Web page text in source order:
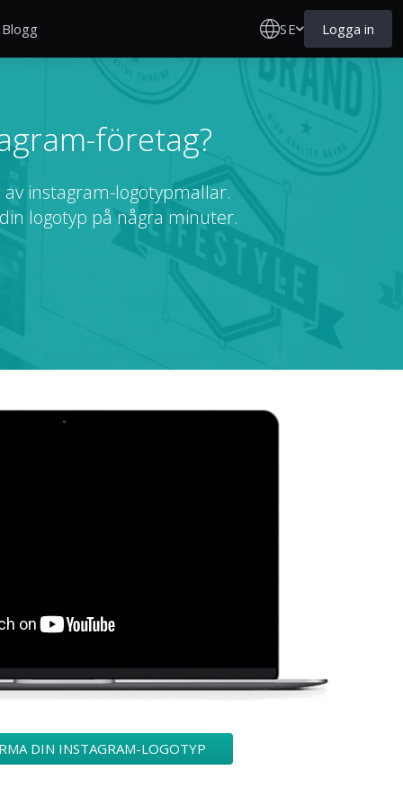
Blogg SE Logga in
företag?
instagram-logotypmallar.
logotyp på några minuter.
DIN INSTAGRAM-LOGOTYP